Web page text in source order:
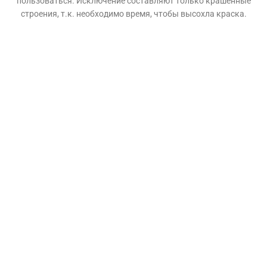
строения, т.к. необходимо время, чтобы высохла краска.